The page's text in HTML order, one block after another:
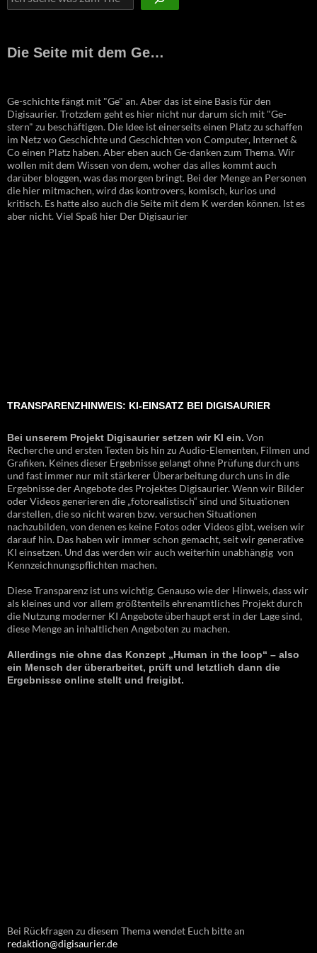
Die Seite mit dem Ge…
Ge-schichte fängt mit "Ge" an. Aber das ist eine Basis für den
Digisaurier. Trotzdem geht es hier nicht nur darum sich mit "Ge-
stern" zu beschäftigen. Die Idee ist einerseits einen Platz zu schaffen
im Netz wo Geschichte und Geschichten von Computer, Internet &
Co einen Platz haben. Aber eben auch Ge-danken zum Thema. Wir
wollen mit dem Wissen von dem, woher das alles kommt auch
darüber bloggen, was das morgen bringt. Bei der Menge an Personen
die hier mitmachen, wird das kontrovers, komisch, kurios und
kritisch. Es hatte also auch die Seite mit dem K werden können. Ist es
aber nicht. Viel Spaß hier Der Digisaurier
TRANSPARENZHINWEIS: KI-EINSATZ BEI DIGISAURIER
Bei unserem Projekt Digisaurier setzen wir KI ein. Von
Recherche und ersten Texten bis hin zu Audio-Elementen, Filmen und
Grafiken. Keines dieser Ergebnisse gelangt ohne Prüfung durch uns
und fast immer nur mit stärkerer Überarbeitung durch uns in die
Ergebnisse der Angebote des Projektes Digisaurier. Wenn wir Bilder
oder Videos generieren die „fotorealistisch“ sind und Situationen
darstellen, die so nicht waren bzw. versuchen Situationen
nachzubilden, von denen es keine Fotos oder Videos gibt, weisen wir
darauf hin. Das haben wir immer schon gemacht, seit wir generative
KI einsetzen. Und das werden wir auch weiterhin unabhängig von
Kennzeichnungspflichten machen.
Diese Transparenz ist uns wichtig. Genauso wie der Hinweis, dass wir
als kleines und vor allem größtenteils ehrenamtliches Projekt durch
die Nutzung moderner KI Angebote überhaupt erst in der Lage sind,
diese Menge an inhaltlichen Angeboten zu machen.
Allerdings nie ohne das Konzept „Human in the loop“ – also
ein Mensch der überarbeitet, prüft und letztlich dann die
Ergebnisse online stellt und freigibt.
Bei Rückfragen zu diesem Thema wendet Euch bitte an
redaktion@digisaurier.de